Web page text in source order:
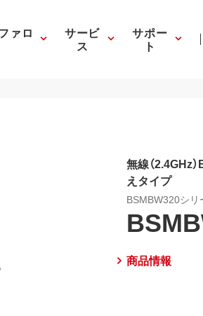
ァロ サービ
ス
サポー
ト
無線（2.4GHz
えタイプ
BSMBW320シリ
商品情報